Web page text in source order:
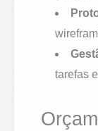
tarefas